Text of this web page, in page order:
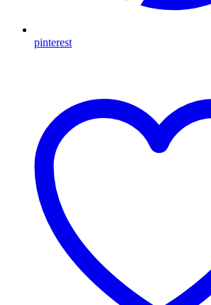
pinterest